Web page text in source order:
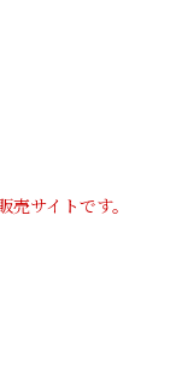
サイトです。